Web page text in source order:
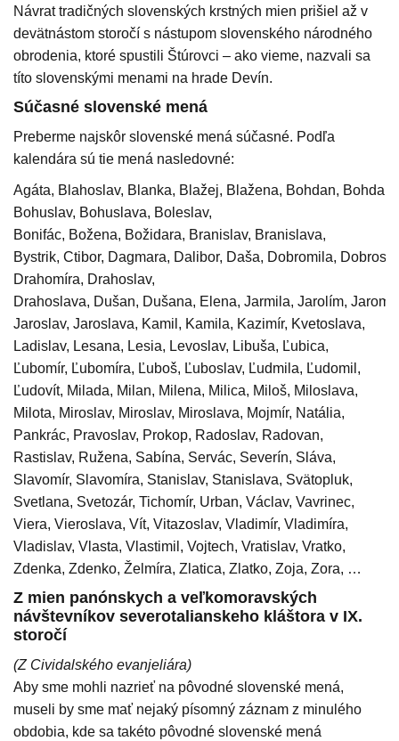
Návrat tradičných slovenských krstných mien prišiel až v
devätnástom storočí s nástupom slovenského národného
obrodenia, ktoré spustili Štúrovci – ako vieme, nazvali sa
títo slovenskými menami na hrade Devín.
Súčasné slovenské mená
Preberme najskôr slovenské mená súčasné. Podľa
kalendára sú tie mená nasledovné:
Agáta, Blahoslav, Blanka, Blažej, Blažena, Bohdan,
Bohuslav, Bohuslava, Boleslav,
Bonifác, Božena, Božidara, Branislav, Branislava,
Bystrik, Ctibor, Dagmara, Dalibor, Daša, Dobromila,
Drahomíra, Drahoslav,
Drahoslava, Dušan, Dušana, Elena, Jarmila, Jarolím,
Jaroslav, Jaroslava, Kamil, Kamila, Kazimír, Kvetoslava,
Ladislav, Lesana, Lesia, Levoslav, Libuša, Ľubica,
Ľubomír, Ľubomíra, Ľuboš, Ľuboslav, Ľudmila, Ľudomil,
Ľudovít, Milada, Milan, Milena, Milica, Miloš, Miloslava,
Milota, Miroslav, Miroslav, Miroslava, Mojmír, Natália,
Pankrác, Pravoslav, Prokop, Radoslav, Radovan,
Rastislav, Ružena, Sabína, Servác, Severín, Sláva,
Slavomír, Slavomíra, Stanislav, Stanislava, Svätopluk,
Svetlana, Svetozár, Tichomír, Urban, Václav, Vavrinec,
Viera, Vieroslava, Vít, Vitazoslav, Vladimír, Vladimíra,
Vladislav, Vlasta, Vlastimil, Vojtech, Vratislav, Vratko,
Zdenka, Zdenko, Želmíra, Zlatica, Zlatko, Zoja, Zora, …
Z mien panónskych a veľkomoravských
návštevníkov severotalianskeho kláštora v IX.
storočí
(Z Cividalského evanjeliára)
Aby sme mohli nazrieť na pôvodné slovenské mená,
museli by sme mať nejaký písomný záznam z minulého
obdobia, kde sa takéto pôvodné slovenské mená